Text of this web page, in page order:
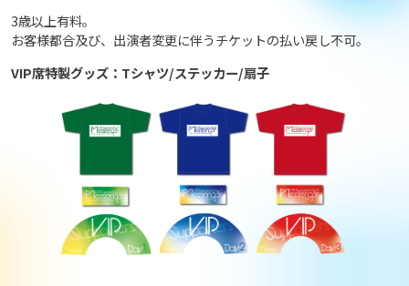
3歳以上有料。
お客様都合及び、出演者変更に伴うチケットの払い戻し不可。
VIP席特製グッズ：Tシャツ/ステッカー/扇子